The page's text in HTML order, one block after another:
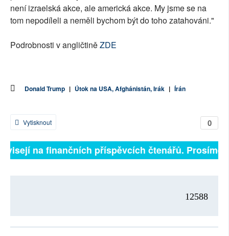
není izraelská akce, ale americká akce. My jsme se na
tom nepodíleli a neměli bychom být do toho zatahováni."
Podrobnosti v angličtiněZDE
Donald Trump | Útok na USA, Afghánistán, Irák | Írán
0
Vytisknout
na finančních příspěvcích čtenářů. Prosíme,
12588